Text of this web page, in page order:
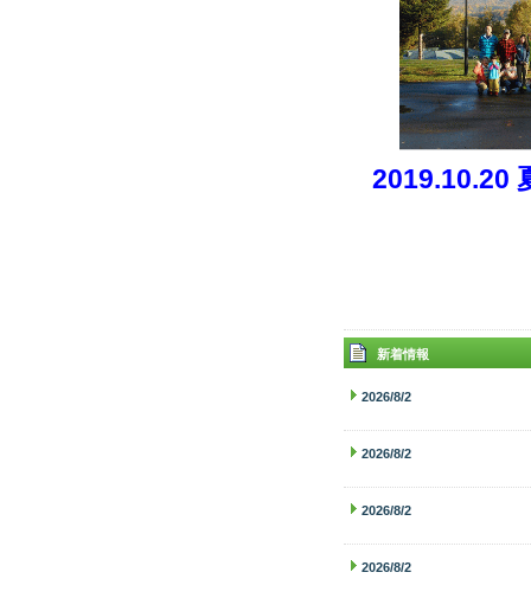
2019.10.20
新着情報
2026/8/2
2026/8/2
2026/8/2
2026/8/2